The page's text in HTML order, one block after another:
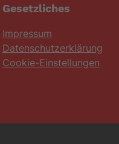
Gesetzliches
Impressum
Datenschutzerklärung
Cookie-Einstellungen